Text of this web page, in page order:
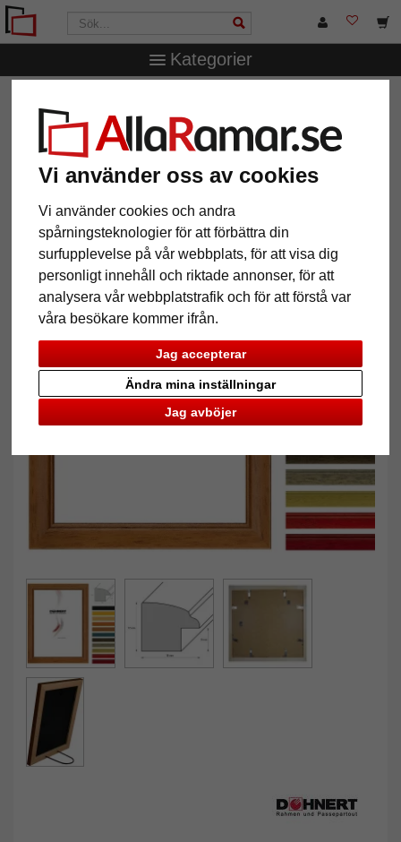
Vi använder oss av cookies
Vi använder cookies och andra
spårningsteknologier för att förbättra din
surfupplevelse på vår webbplats, för att visa dig
personligt innehåll och riktade annonser, för att
analysera vår webbplatstrafik och för att förstå var
våra besökare kommer ifrån.
Jag accepterar
Jag avböjer
Ändra mina inställningar
Kategorier
Charing Cross
Träram- måttbeställd Charing
Cross
Tillbaka